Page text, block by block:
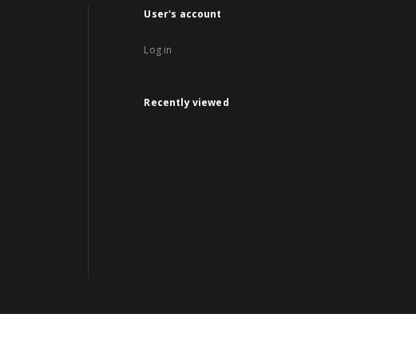
User's account
Log in
Recently viewed